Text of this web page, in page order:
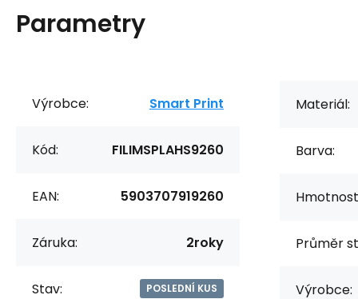
Parametry
Výrobce: Smart Print
Kód: FILIMSPLAHS9260
EAN: 5903707919260
Záruka: 2roky
Stav: POSLEDNÍ KUS
Materiál:
Barva:
Průměr
Výrobce: